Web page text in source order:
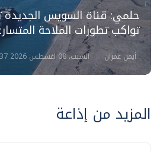
حلمي: قناة السويس
تواكب تطورات الملاحة
أيمن عمران السبت، 08 اغسطس 2026 02:37 م
المزيد من إذاعة